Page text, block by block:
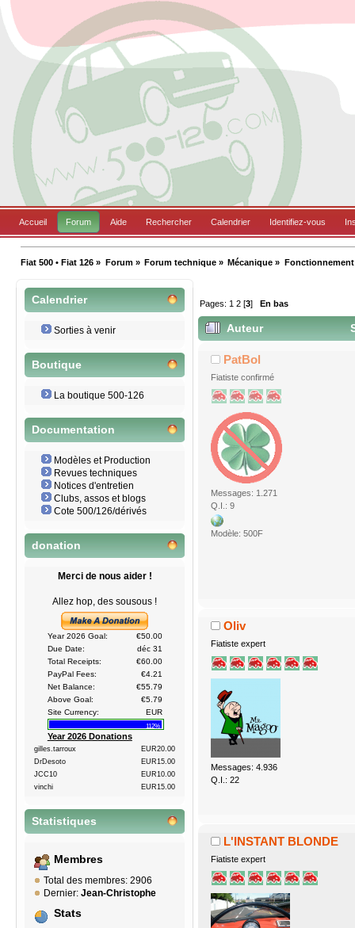
Accueil Forum Aide Rechercher Calendrier Identifiez-vous
Fiat 500 • Fiat 126 » Forum» Forum technique» Mécanique »
Calendrier
Sorties à venir
Boutique
La boutique 500-126
Documentation
Modèles et Production
Revues techniques
Notices d'entretien
Clubs, assos et blogs
Cote 500/126/dérivés
donation
Merci de nous aider !
Allez hop, des sousous !
Year 2026 Goal:
€50.00
Due Date:
déc 31
Total Receipts:
€60.00
PayPal Fees:
€4.21
Net Balance:
€55.79
Above Goal:
€5.79
Site Currency:
EUR
112%
Year 2026 Donations
gilles.tarroux
EUR20.00
DrDesoto
EUR15.00
JCC10
EUR10.00
vinchi
EUR15.00
Statistiques
Membres
Total des membres: 2906
Dernier: Jean-Christophe
Stats
Pages: 1 2 [3] En bas
Auteur
PatBol
Fiatiste confirmé
Messages: 1.271
Q.I.: 9
Modèle: 500F
Oliv
Fiatiste expert
Messages: 4.936
Q.I.: 22
L'INSTANT BLONDE
Fiatiste expert